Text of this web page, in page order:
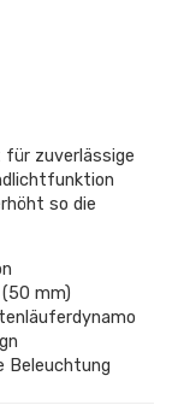
für zuverlässige
so die
mm)
Beleuchtung